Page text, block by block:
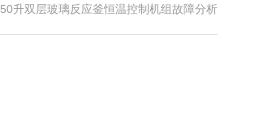
50升双层玻璃反应釜恒温控制机组故障分析